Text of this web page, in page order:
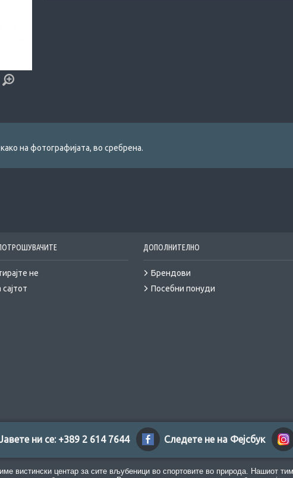
на фотографијата, во сребрена.
не
ДОПОЛНИТЕЛНО
Брендови
Посебни понуди
ни се: +389 2 614 7644 Следете не на Фејсбук
вистински центар за сите вљубеници во спортовите во природа. Нашиот